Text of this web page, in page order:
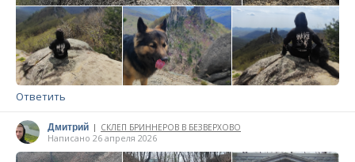
Ответить
Дмитрий | СКЛЕП БРИННЕРОВ В БЕЗВЕРХОВО
Написано 26 апреля 2026